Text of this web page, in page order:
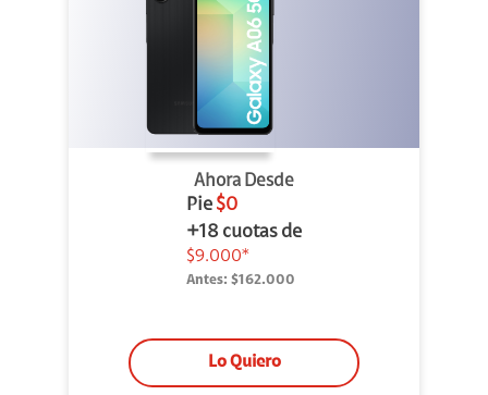
Ahora Desde
Pie $0
+18 cuotas de
$9.000*
Antes: $162.000
Lo Quiero